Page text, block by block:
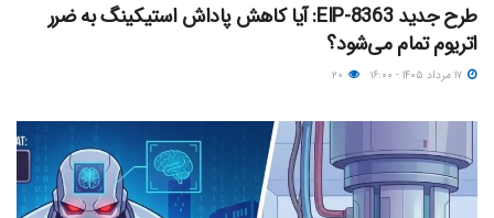
طرح جدید EIP-8363: آیا کاهش پاداش استیکینگ به ضرر
اتریوم تمام می‌شود؟